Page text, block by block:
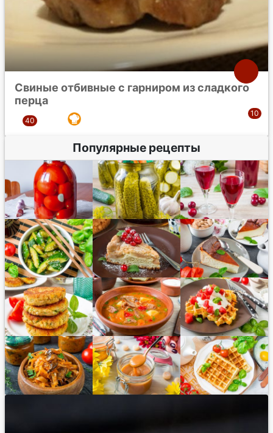
Свиные отбивные с гарниром из сладкого
перца
Популярные рецепты